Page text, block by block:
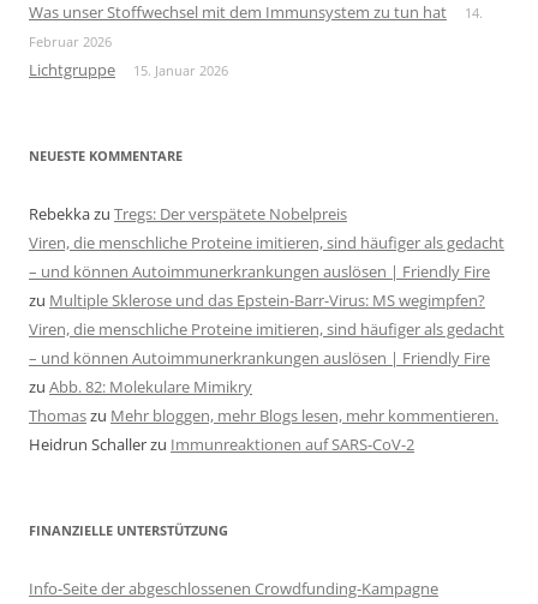
Was unser Stoffwechsel mit dem Immunsystem zu tun hat
14.
Februar 2026
Lichtgruppe 15. Januar 2026
NEUESTE KOMMENTARE
Rebekkazu Tregs: Der verspätete Nobelpreis
Viren, die menschliche Proteine imitieren, sind häufiger als gedacht
– und können Autoimmunerkrankungen auslösen | Friendly Fire
zu Multiple Sklerose und das Epstein-Barr-Virus: MS wegimpfen?
Viren, die menschliche Proteine imitieren, sind häufiger als gedacht
– und können Autoimmunerkrankungen auslösen | Friendly Fire
zu Abb. 82: Molekulare Mimikry
Thomaszu Mehr bloggen, mehr Blogs lesen, mehr kommentieren.
Heidrun Schallerzu Immunreaktionen auf SARS-CoV-2
FINANZIELLE UNTERSTÜTZUNG
Info-Seite der abgeschlossenen Crowdfunding-Kampagne